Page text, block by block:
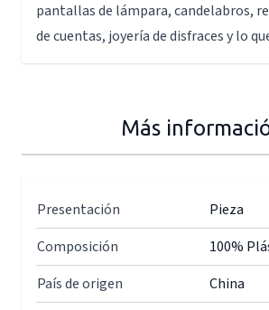
pantallas de lámpara, candelabros,
de cuentas, joyería de disfraces y lo
Más
Presentación
Pieza
Composición
100%
País de origen
China